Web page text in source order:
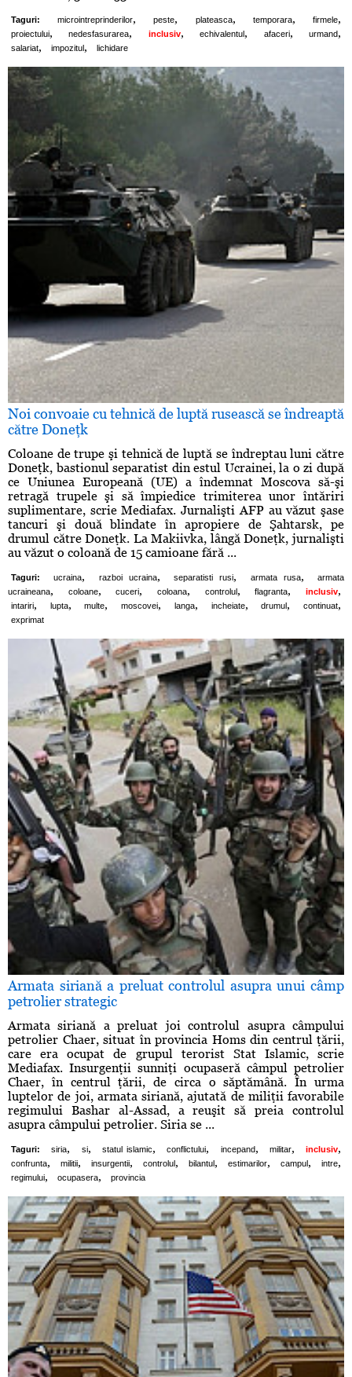
Taguri: microintreprinderilor, peste, plateasca, temporara, firmele,
proiectului, nedesfasurarea, inclusiv, echivalentul, afaceri, urmand,
salariat, impozitul, lichidare
Noi convoaie cu tehnică de luptă rusească se îndreaptă
către Doneţk
Coloane de trupe şi tehnică de luptă se îndreptau luni către
Doneţk, bastionul separatist din estul Ucrainei, la o zi după
ce Uniunea Europeană (UE) a îndemnat Moscova să-şi
retragă trupele şi să împiedice trimiterea unor întăriri
suplimentare, scrie Mediafax. Jurnalişti AFP au văzut şase
tancuri şi două blindate în apropiere de Şahtarsk, pe
drumul către Doneţk. La Makiivka, lângă Doneţk, jurnalişti
au văzut o coloană de 15 camioane fără ...
Taguri: ucraina, razboi ucraina, separatisti rusi, armata rusa,
armata
ucraineana, coloane, cuceri, coloana, controlul, flagranta, inclusiv,
intariri, lupta, multe, moscovei, langa, incheiate, drumul, continuat,
exprimat
Armata siriană a preluat controlul asupra unui câmp
petrolier strategic
Armata siriană a preluat joi controlul asupra câmpului
petrolier Chaer, situat în provincia Homs din centrul ţării,
care era ocupat de grupul terorist Stat Islamic, scrie
Mediafax. Insurgenţii sunniţi ocupaseră câmpul petrolier
Chaer, în centrul ţării, de circa o săptămână. În urma
luptelor de joi, armata siriană, ajutată de miliţii favorabile
regimului Bashar al-Assad, a reuşit să preia controlul
asupra câmpului petrolier. Siria se ...
Taguri: siria, si, statul islamic, conflictului, incepand, militar, inclusiv,
confrunta, militii, insurgentii, controlul, bilantul, estimarilor, campul, intre,
regimului, ocupasera, provincia